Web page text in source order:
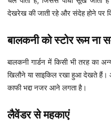
देखरेख की जाती रहे और संदेह होने पर
बालकनी को स्टोर रूम ना
बालकनी गार्डन में किसी भी तरह का
खिलौने या साइकिल रखा हुआ देखते
काफी भद्दा नजर आने लगता है।
लैवेंडर से महकाएं